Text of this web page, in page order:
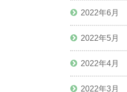
2022年6月
2022年5月
2022年4月
2022年3月